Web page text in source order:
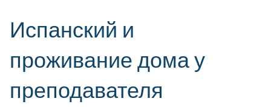
Испанский и
проживание дома у
преподавателя